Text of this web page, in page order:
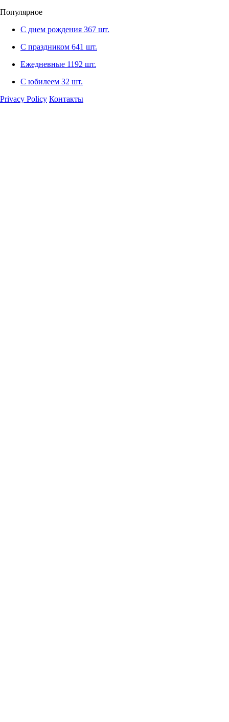
Популярное
С днем рождения 367 шт.
С праздником 641 шт.
Ежедневные 1192 шт.
С юбилеем 32 шт.
Privacy Policy Контакты